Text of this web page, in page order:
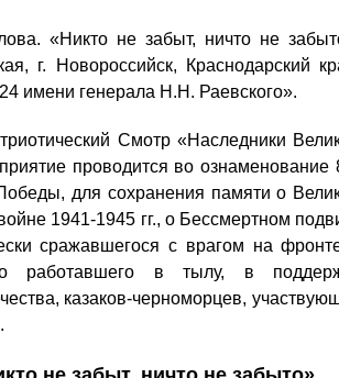
«Никто не забыт, ничто не
г. Новороссийск, Краснодарский
генерала Н.Н. Раевского».
Смотр «Наследники
проводится во ознаменование
для сохранения памяти о
1941-1945 гг., о Бессмертном
сражавшегося с врагом на
работавшего в тылу, в
казаков-черноморцев,